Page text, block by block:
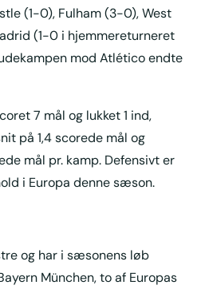
(1-0), Fulham (3-0), West
(1-0 i hjemmereturneret
mod Atlético endte
7 mål og lukket 1 ind,
på 1,4 scorede mål og
mål pr. kamp. Defensivt er
i Europa denne sæson.
og har i sæsonens løb
München, to af Europas